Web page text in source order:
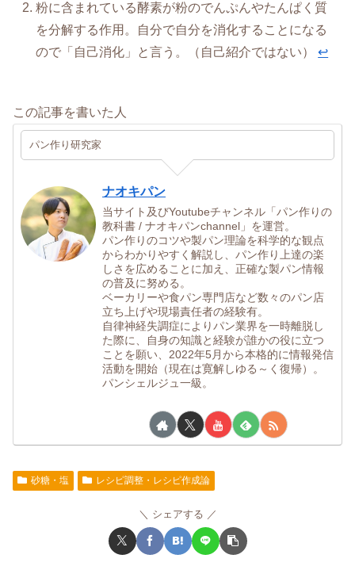
粉に含まれている酵素が粉のでんぷんやたんぱく質
を分解する作用。自分で自分を消化することになる
ので「自己消化」と言う。（自己紹介ではない）↩︎
この記事を書いた人
パン作り研究家
ナオキパン
当サイト及びYoutubeチャンネル「パン作りの
教科書 / ナオキパンchannel」を運営。
パン作りのコツや製パン理論を科学的な観点
からわかりやすく解説し、パン作り上達の楽
しさを広めることに加え、正確な製パン情報
の普及に努める。
ベーカリーや食パン専門店など数々のパン店
立ち上げや現場責任者の経験有。
自律神経失調症によりパン業界を一時離脱し
た際に、自身の知識と経験が誰かの役に立つ
ことを願い、2022年5月から本格的に情報発信
活動を開始（現在は寛解しゆる～く復帰）。
パンシェルジュ一級。
砂糖・塩 レシピ調整・レシピ作成論
シェアする